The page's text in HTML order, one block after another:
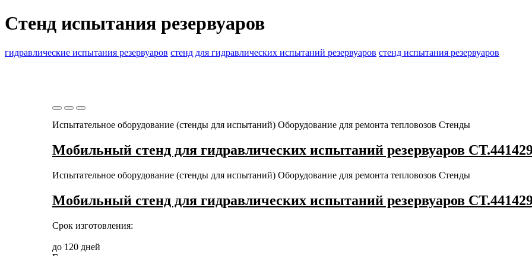
Стенд испытания резервуаров
гидравлические испытания резервуаров стенд для гидравлических испытаний резервуаров стенд испытания резервуаров
Испытательное оборудование (стенды для испытаний) Оборудование для ремонта тепловозов Стенды
Мобильный стенд для гидравлических испытаний резервуаров
Испытательное оборудование (стенды для испытаний) Оборудование для ремонта тепловозов Стенды
Мобильный стенд для гидравлических испытаний резервуаров
Срок изготовления:
до 120 дней